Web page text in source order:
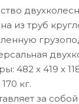
из труб
482 х 419 х
кг.
за